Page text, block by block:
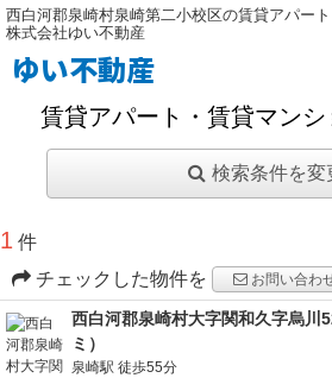
西白河郡泉崎村泉崎第二小校区の賃貸アパー
株式会社ゆい不動産
ゆい不動産
賃貸アパート・賃貸マン
検索条件を変
1 件
チェックした物件を
お問い合わ
西白河郡泉崎村大字関和久字烏川
ミ）
泉崎駅 徒歩55分